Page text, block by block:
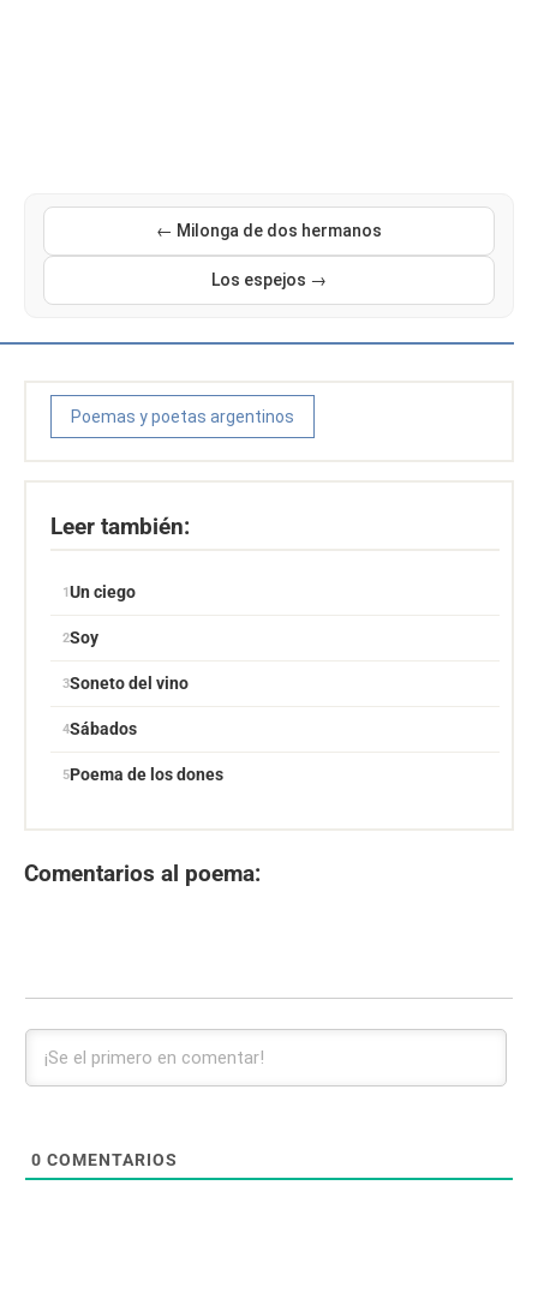
← Milonga de dos hermanos
Los espejos →
Poemas y poetas argentinos
Leer también:
Un ciego
Soy
Soneto del vino
Sábados
Poema de los dones
Comentarios al poema:
0 COMENTARIOS